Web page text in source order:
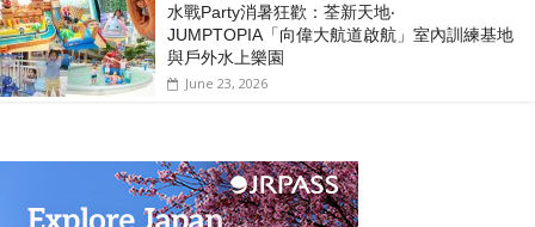
水戰Party消暑狂歡：荃新天地‧
JUMPTOPIA「向偉大航道啟航」室內訓練基地
與戶外水上樂園
June 23, 2026